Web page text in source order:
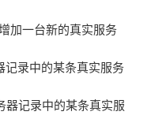
加一台新的真实服务
记录中的某条真实服务
器记录中的某条真实服